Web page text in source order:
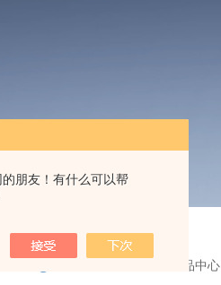
朋友！有什么可以帮
产品中心